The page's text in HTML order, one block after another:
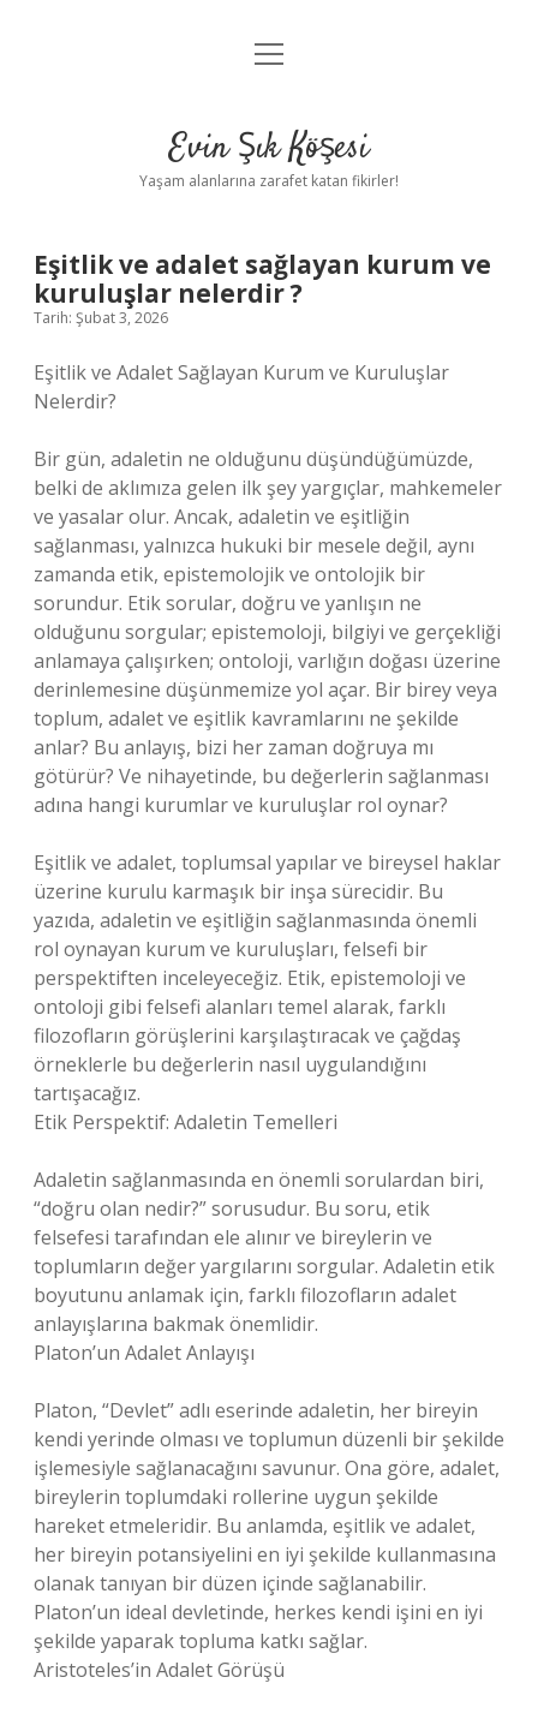
Anasayfa
Yasal Uyarı
menüyü
Evin Şık Köşesi
Yaşam alanlarına zarafet katan fikirler!
Eşitlik ve adalet sağlayan kurum ve
kuruluşlar nelerdir ?
Tarih: Şubat 3, 2026
Eşitlik ve Adalet Sağlayan Kurum ve Kuruluşlar
Nelerdir?
Bir gün, adaletin ne olduğunu düşündüğümüzde,
belki de aklımıza gelen ilk şey yargıçlar, mahkemeler
ve yasalar olur. Ancak, adaletin ve eşitliğin
sağlanması, yalnızca hukuki bir mesele değil, aynı
zamanda etik, epistemolojik ve ontolojik bir
sorundur. Etik sorular, doğru ve yanlışın ne
olduğunu sorgular; epistemoloji, bilgiyi ve gerçekliği
anlamaya çalışırken; ontoloji, varlığın doğası üzerine
derinlemesine düşünmemize yol açar. Bir birey veya
toplum, adalet ve eşitlik kavramlarını ne şekilde
anlar? Bu anlayış, bizi her zaman doğruya mı
götürür? Ve nihayetinde, bu değerlerin sağlanması
adına hangi kurumlar ve kuruluşlar rol oynar?
Eşitlik ve adalet, toplumsal yapılar ve bireysel haklar
üzerine kurulu karmaşık bir inşa sürecidir. Bu
yazıda, adaletin ve eşitliğin sağlanmasında önemli
rol oynayan kurum ve kuruluşları, felsefi bir
perspektiften inceleyeceğiz. Etik, epistemoloji ve
ontoloji gibi felsefi alanları temel alarak, farklı
filozofların görüşlerini karşılaştıracak ve çağdaş
örneklerle bu değerlerin nasıl uygulandığını
tartışacağız.
Etik Perspektif: Adaletin Temelleri
Adaletin sağlanmasında en önemli sorulardan biri,
“doğru olan nedir?” sorusudur. Bu soru, etik
felsefesi tarafından ele alınır ve bireylerin ve
toplumların değer yargılarını sorgular. Adaletin etik
boyutunu anlamak için, farklı filozofların adalet
anlayışlarına bakmak önemlidir.
Platon’un Adalet Anlayışı
Platon, “Devlet” adlı eserinde adaletin, her bireyin
kendi yerinde olması ve toplumun düzenli bir şekilde
işlemesiyle sağlanacağını savunur. Ona göre, adalet,
bireylerin toplumdaki rollerine uygun şekilde
hareket etmeleridir. Bu anlamda, eşitlik ve adalet,
her bireyin potansiyelini en iyi şekilde kullanmasına
olanak tanıyan bir düzen içinde sağlanabilir.
Platon’un ideal devletinde, herkes kendi işini en iyi
şekilde yaparak topluma katkı sağlar.
Aristoteles’in Adalet Görüşü